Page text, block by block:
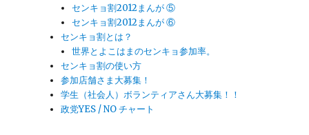
センキョ割2012まんが ⑤
センキョ割2012まんが ⑥
センキョ割とは？
世界とよこはまのセンキョ参加率。
センキョ割の使い方
参加店舗さま大募集！
学生（社会人）ボランティアさん大募集！！
政党YES / NO チャート